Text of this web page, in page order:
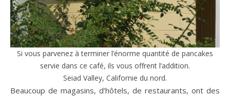
Si vous parvenez à terminer l’énorme quantité de pancakes
servie dans ce café, ils vous offrent l’addition.
Seiad Valley, Californie du nord.
Beaucoup de magasins, d’hôtels, de restaurants, ont des